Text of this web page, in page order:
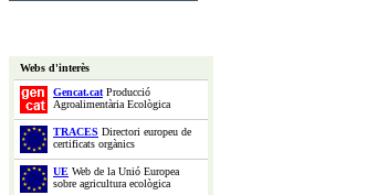
Webs d'interès
Gencat.catProducció
Agroalimentària Ecològica
TRACES Directori europeu de
certificats orgànics
UE Web de la Unió Europea
sobre agricultura ecològica